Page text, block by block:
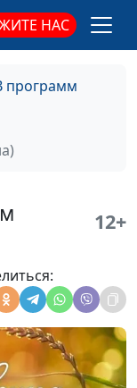
НАС
программ
12+
#63
#62
#61